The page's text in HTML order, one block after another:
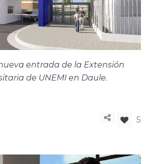
entrada de la Extensión
de UNEMI en Daule.
5